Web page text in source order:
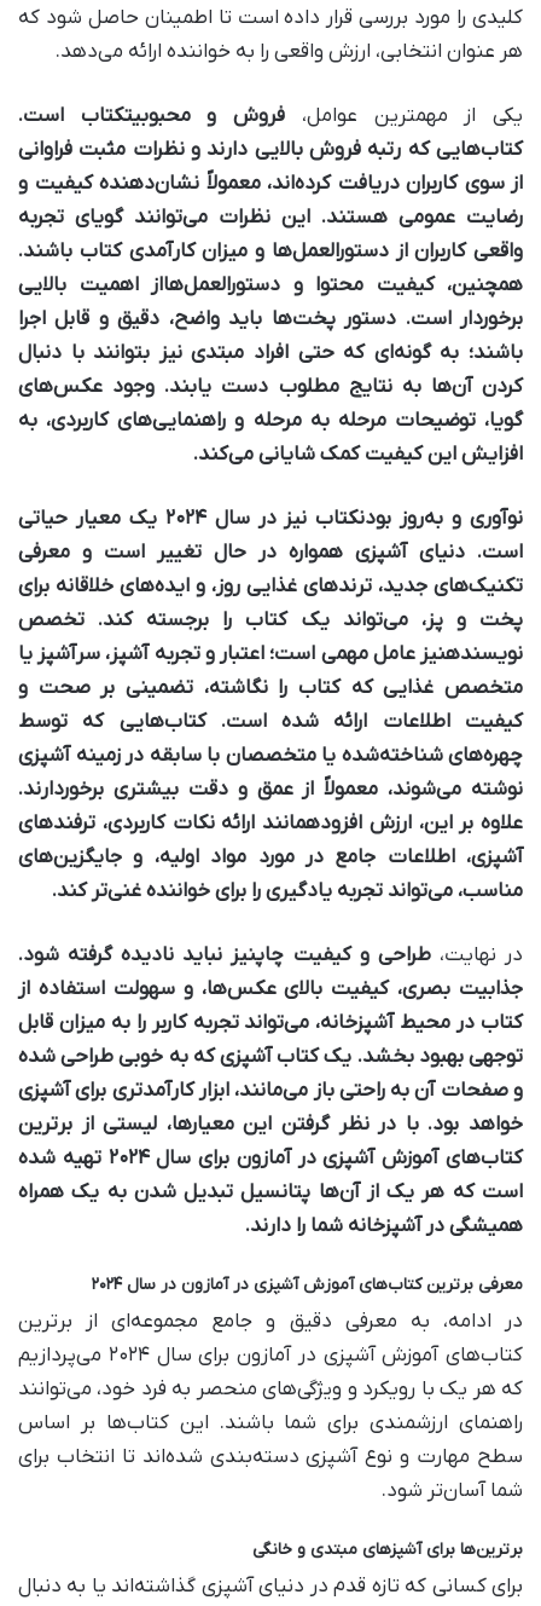
کلیدی را مورد بررسی قرار داده است تا اطمینان حاصل شود که
هر عنوان انتخابی، ارزش واقعی را به خواننده ارائه می‌دهد.
یکی از مهمترین عوامل، فروش و محبوبیتکتاب است.
کتاب‌هایی که رتبه فروش بالایی دارند و نظرات مثبت فراوانی
از سوی کاربران دریافت کرده‌اند، معمولاً نشان‌دهنده کیفیت و
رضایت عمومی هستند. این نظرات می‌توانند گویای تجربه
واقعی کاربران از دستورالعمل‌ها و میزان کارآمدی کتاب باشند.
همچنین،کیفیت محتوا و دستورالعمل‌هااز اهمیت بالایی
برخوردار است. دستور پخت‌ها باید واضح، دقیق و قابل اجرا
باشند؛ به گونه‌ای که حتی افراد مبتدی نیز بتوانند با دنبال
کردن آن‌ها به نتایج مطلوب دست یابند. وجود عکس‌های
گویا، توضیحات مرحله به مرحله و راهنمایی‌های کاربردی، به
افزایش این کیفیت کمک شایانی می‌کند.
نوآوری و به‌روز بودن
کتاب نیز در سال ۲۰۲۴ یک معیار حیاتی
است. دنیای آشپزی همواره در حال تغییر است و معرفی
تکنیک‌های جدید، ترندهای غذایی روز، و ایده‌های خلاقانه برای
پخت و پز، می‌تواند یک کتاب را برجسته کند. تخصص
نویسندهنیز عامل مهمی است؛ اعتبار و تجربه آشپز، سرآشپز یا
متخصص غذایی که کتاب را نگاشته، تضمینی بر صحت و
کیفیت اطلاعات ارائه شده است. کتاب‌هایی که توسط
چهره‌های شناخته‌شده یا متخصصان با سابقه در زمینه آشپزی
نوشته می‌شوند، معمولاً از عمق و دقت بیشتری برخوردارند.
علاوه بر این،ارزش افزودهمانند ارائه نکات کاربردی، ترفندهای
آشپزی، اطلاعات جامع در مورد مواد اولیه، و جایگزین‌های
مناسب، می‌تواند تجربه یادگیری را برای خواننده غنی‌تر کند.
در نهایت،طراحی و کیفیت چاپنیز نباید نادیده گرفته شود.
جذابیت بصری، کیفیت بالای عکس‌ها، و سهولت استفاده از
کتاب در محیط آشپزخانه، می‌تواند تجربه کاربر را به میزان قابل
توجهی بهبود بخشد. یک کتاب آشپزی که به خوبی طراحی شده
و صفحات آن به راحتی باز می‌مانند، ابزار کارآمدتری برای آشپزی
خواهد بود. با در نظر گرفتن این معیارها، لیستی از برترین
کتاب‌های آموزش آشپزی در آمازون برای سال ۲۰۲۴ تهیه شده
است که هر یک از آن‌ها پتانسیل تبدیل شدن به یک همراه
همیشگی در آشپزخانه شما را دارند.
معرفی برترین کتاب‌های آموزش آشپزی در آمازون در سال ۲۰۲۴
در ادامه، به معرفی دقیق و جامع مجموعه‌ای از برترین
کتاب‌های آموزش آشپزی در آمازون برای سال ۲۰۲۴ می‌پردازیم
که هر یک با رویکرد و ویژگی‌های منحصر به فرد خود، می‌توانند
راهنمای ارزشمندی برای شما باشند. این کتاب‌ها بر اساس
سطح مهارت و نوع آشپزی دسته‌بندی شده‌اند تا انتخاب برای
شما آسان‌تر شود.
برترین‌ها برای آشپزهای مبتدی و خانگی
برای کسانی که تازه قدم در دنیای آشپزی گذاشته‌اند یا به دنبال